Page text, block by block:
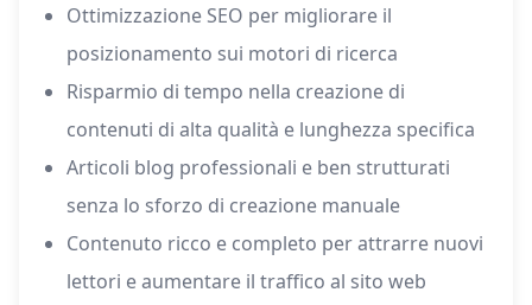
Ottimizzazione SEO per migliorare il
posizionamento sui motori di ricerca
Risparmio di tempo nella creazione di
contenuti di alta qualità e lunghezza specifica
Articoli blog professionali e ben strutturati
senza lo sforzo di creazione manuale
Contenuto ricco e completo per attrarre nuovi
lettori e aumentare il traffico al sito web